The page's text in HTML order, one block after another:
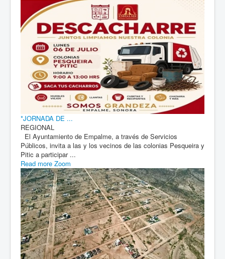
*JORNADA DE ...
REGIONAL
El Ayuntamiento de Empalme, a través de Servicios
Públicos, invita a las y los vecinos de las colonias Pesqueira y
Pitic a participar ...
Read more Zoom